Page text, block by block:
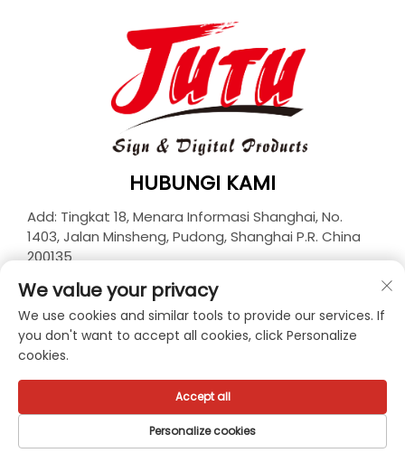
HUBUNGI KAMI
Add: Tingkat 18, Menara Informasi Shanghai, No.
1403, Jalan Minsheng, Pudong, Shanghai P.R. China
200135
Tel: +86-21-33927426
Surel:[email protected]
Hak Cipta © 2026 JUTU New Materials Technology
Limited. Seluruh hak dilindungi. -
We value your privacy
We use cookies and similar tools to provide our services. If
you don't want to accept all cookies, click Personalize
cookies.
Personalize cookies
Accept all